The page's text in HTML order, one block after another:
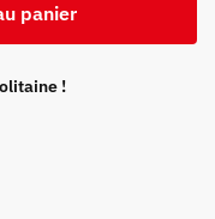
panier
!